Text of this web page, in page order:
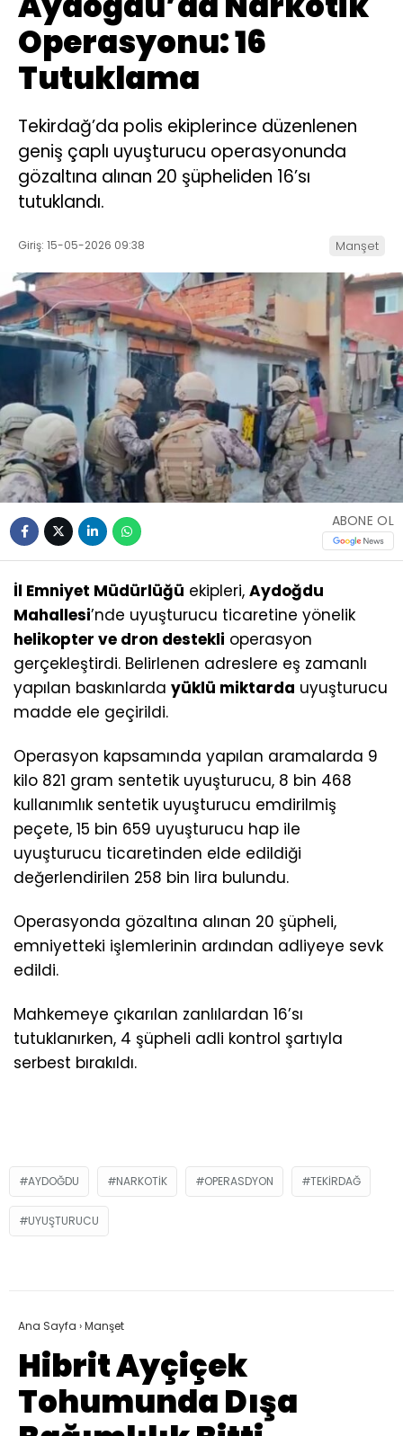
Operasyonu: 16
Tutuklama
Tekirdağ’da polis ekiplerince düzenlenen
geniş çaplı uyuşturucu operasyonunda
gözaltına alınan 20 şüpheliden 16’sı
tutuklandı.
Giriş: 15-05-2026 09:38 Manşet
ABONE OL
İl Emniyet Müdürlüğü ekipleri, Aydoğdu
Mahallesi’nde uyuşturucu ticaretine yönelik
helikopter ve dron destekli operasyon
gerçekleştirdi. Belirlenen adreslere eş zamanlı
yapılan baskınlarda yüklü miktarda uyuşturucu
madde ele geçirildi.
Operasyon kapsamında yapılan aramalarda 9
kilo 821 gram sentetik uyuşturucu, 8 bin 468
kullanımlık sentetik uyuşturucu emdirilmiş
peçete, 15 bin 659 uyuşturucu hap ile
uyuşturucu ticaretinden elde edildiği
değerlendirilen 258 bin lira bulundu.
Operasyonda gözaltına alınan 20 şüpheli,
emniyetteki işlemlerinin ardından adliyeye sevk
edildi.
Mahkemeye çıkarılan zanlılardan 16’sı
tutuklanırken, 4 şüpheli adli kontrol şartıyla
serbest bırakıldı.
AYDOĞDU NARKOTIK OPERASDYON TEKIRDAĞ
UYUŞTURUCU
Ana Sayfa ›Manşet
Hibrit Ayçiçek
Tohumunda Dışa